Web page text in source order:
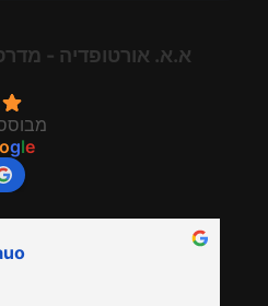
א.א. אורטופדיה -
מבוסס על
ogle